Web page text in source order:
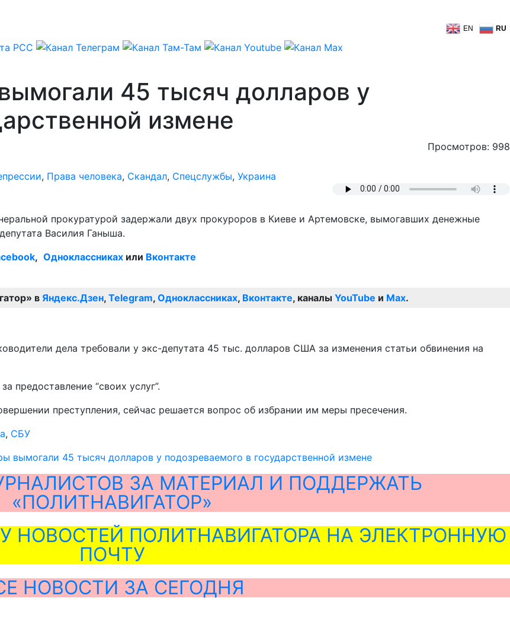
EN RU
45 тысяч долларов у
измене
Просмотров: 998
, Права человека, Скандал, Спецслужбы, Украина
прокуратурой задержали двух прокуроров в Киеве и Артемовске, вымогавших денежные
Василия Ганыша.
, Одноклассниках или Вконтакте
в Яндекс.Дзен, Telegram, Одноклассниках, Вконтакте, каналы YouTube и Max.
дела требовали у экс-депутата 45 тыс. долларов США за изменения статьи обвинения на
предоставление “своих услуг”.
преступления, сейчас решается вопрос об избрании им меры пресечения.
, СБУ
вымогали 45 тысяч долларов у подозреваемого в государственной измене
ЗА МАТЕРИАЛ И ПОДДЕРЖАТЬ
«ПОЛИТНАВИГАТОР»
НОВОСТЕЙ ПОЛИТНАВИГАТОРА НА ЭЛЕКТРОННУЮ
ПОЧТУ
НОВОСТИ ЗА СЕГОДНЯ